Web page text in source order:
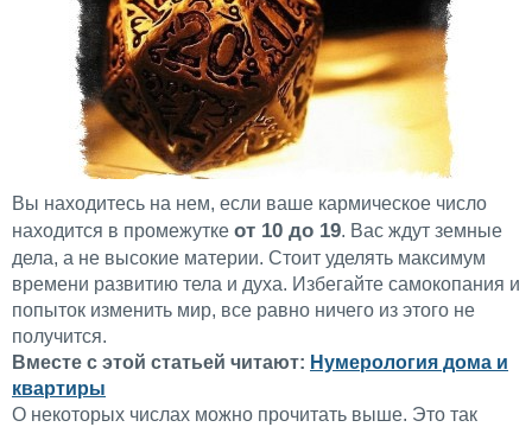
Вы находитесь на нем, если ваше кармическое число
находится в промежутке от 10 до 19. Вас ждут земные
дела, а не высокие материи. Стоит уделять максимум
времени развитию тела и духа. Избегайте самокопания и
попыток изменить мир, все равно ничего из этого не
получится.
Вместе с этой статьей читают: Нумерология дома и
квартиры
О некоторых числах можно прочитать выше. Это так